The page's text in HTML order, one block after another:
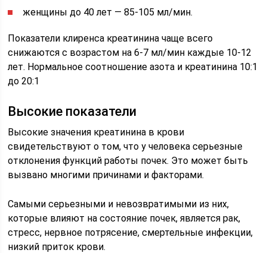
женщины до 40 лет — 85-105 мл/мин.
Показатели клиренса креатинина чаще всего
снижаются с возрастом на 6-7 мл/мин каждые 10-12
лет. Нормальное соотношение азота и креатинина 10:1
до 20:1
Высокие показатели
Высокие значения креатинина в крови
свидетельствуют о том, что у человека серьезные
отклонения функций работы почек. Это может быть
вызвано многими причинами и факторами.
Самыми серьезными и невозвратимыми из них,
которые влияют на состояние почек, является рак,
стресс, нервное потрясение, смертельные инфекции,
низкий приток крови.